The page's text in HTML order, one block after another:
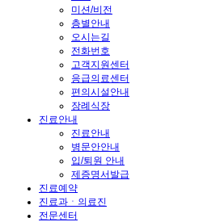
미션/비전
층별안내
오시는길
전화번호
고객지원센터
응급의료센터
편의시설안내
장례식장
진료안내
진료안내
병문안안내
입/퇴원 안내
제증명서발급
진료예약
진료과ㆍ의료진
전문센터